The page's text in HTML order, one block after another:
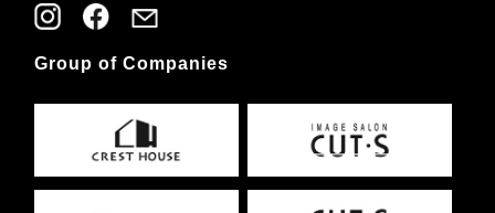
Group of Companies